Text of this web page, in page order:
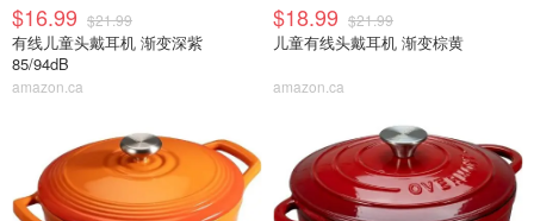
$16.99 $21.99
有线儿童头戴耳机 渐变深紫
85/94dB
amazon.ca
$18.99 $21.99
儿童有线头戴耳机 渐变棕黄
amazon.ca